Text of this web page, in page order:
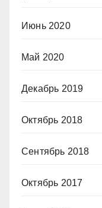
Июнь 2020
Май 2020
Декабрь 2019
Октябрь 2018
Сентябрь 2018
Октябрь 2017